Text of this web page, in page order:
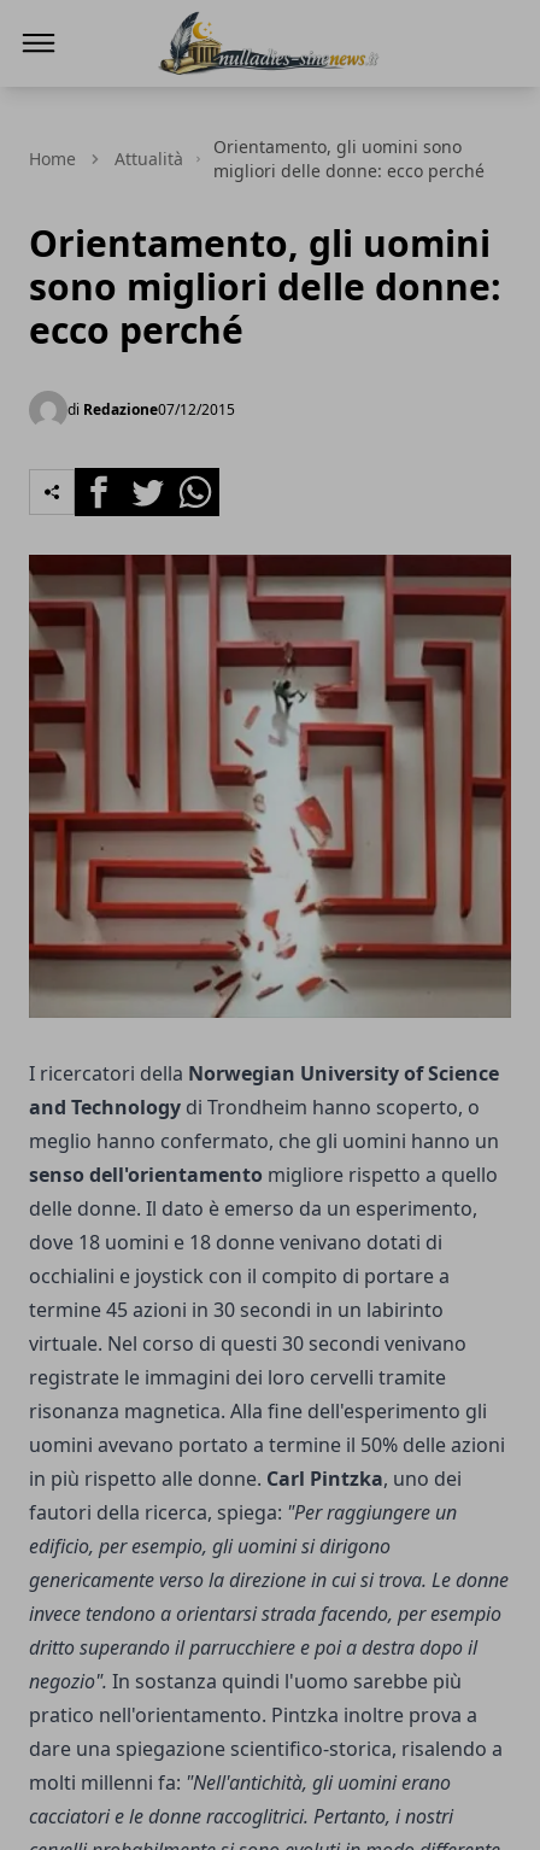
Home Attualità
Orientamento, gli uomini sono
migliori delle donne: ecco perché
Orientamento, gli uomini
sono migliori delle donne:
ecco perché
di Redazione07/12/2015
FacebookTwitterWhatsapp
I ricercatori della Norwegian University of Science
and Technology di Trondheim hanno scoperto, o
meglio hanno confermato, che gli uomini hanno un
senso dell'orientamento migliore rispetto a quello
delle donne. Il dato è emerso da un esperimento,
dove 18 uomini e 18 donne venivano dotati di
occhialini e joystick con il compito di portare a
termine 45 azioni in 30 secondi in un labirinto
virtuale. Nel corso di questi 30 secondi venivano
registrate le immagini dei loro cervelli tramite
risonanza magnetica. Alla fine dell'esperimento gli
uomini avevano portato a termine il 50% delle azioni
in più rispetto alle donne. Carl Pintzka, uno dei
fautori della ricerca, spiega: "Per raggiungere un
edificio, per esempio, gli uomini si dirigono
genericamente verso la direzione in cui si trova. Le donne
invece tendono a orientarsi strada facendo, per esempio
dritto superando il parrucchiere e poi a destra dopo il
negozio". In sostanza quindi l'uomo sarebbe più
pratico nell'orientamento. Pintzka inoltre prova a
dare una spiegazione scientifico-storica, risalendo a
molti millenni fa: "Nell'antichità, gli uomini erano
cacciatori e le donne raccoglitrici. Pertanto, i nostri